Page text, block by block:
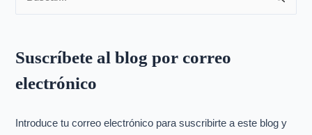
c
a
p
Suscríbete al blog por correo
electrónico
Introduce tu correo electrónico para suscribirte a este blog y